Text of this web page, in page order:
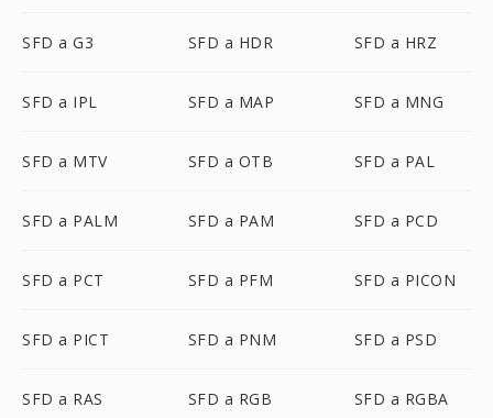
SFD a G3 SFD a HDR SFD a HRZ
SFD a IPL SFD a MAP SFD a MNG
SFD a MTV SFD a OTB SFD a PAL
SFD a PALM SFD a PAM SFD a PCD
SFD a PCT SFD a PFM SFD a PICON
SFD a PICT SFD a PNM SFD a PSD
SFD a RAS SFD a RGB SFD a RGBA